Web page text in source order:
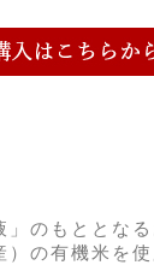
」のもととな
の有機米を使